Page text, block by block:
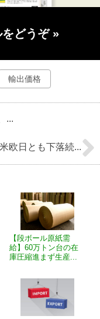
をどうぞ »
輸出価格
...
欧日とも下落続...
【段ボール原紙需
給】60万トン台の在
庫圧縮進まず生産...